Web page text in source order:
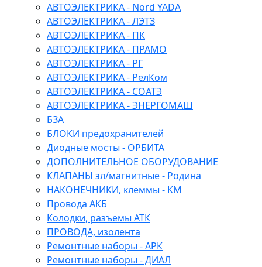
АВТОЭЛЕКТРИКА - Nord YADA
АВТОЭЛЕКТРИКА - ЛЭТЗ
АВТОЭЛЕКТРИКА - ПК
АВТОЭЛЕКТРИКА - ПРАМО
АВТОЭЛЕКТРИКА - РГ
АВТОЭЛЕКТРИКА - РелКом
АВТОЭЛЕКТРИКА - СОАТЭ
АВТОЭЛЕКТРИКА - ЭНЕРГОМАШ
БЗА
БЛОКИ предохранителей
Диодные мосты - ОРБИТА
ДОПОЛНИТЕЛЬНОЕ ОБОРУДОВАНИЕ
КЛАПАНЫ эл/магнитные - Родина
НАКОНЕЧНИКИ, клеммы - КМ
Провода АКБ
Колодки, разъемы АТК
ПРОВОДА, изолента
Ремонтные наборы - АРК
Ремонтные наборы - ДИАЛ